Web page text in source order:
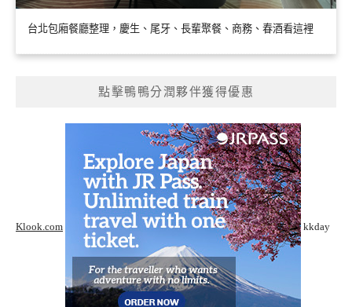
台北包廂餐廳整理，慶生、尾牙、長輩聚餐、商務、春酒看這裡
點擊鴨鴨分潤夥伴獲得優惠
Klook.com kkday